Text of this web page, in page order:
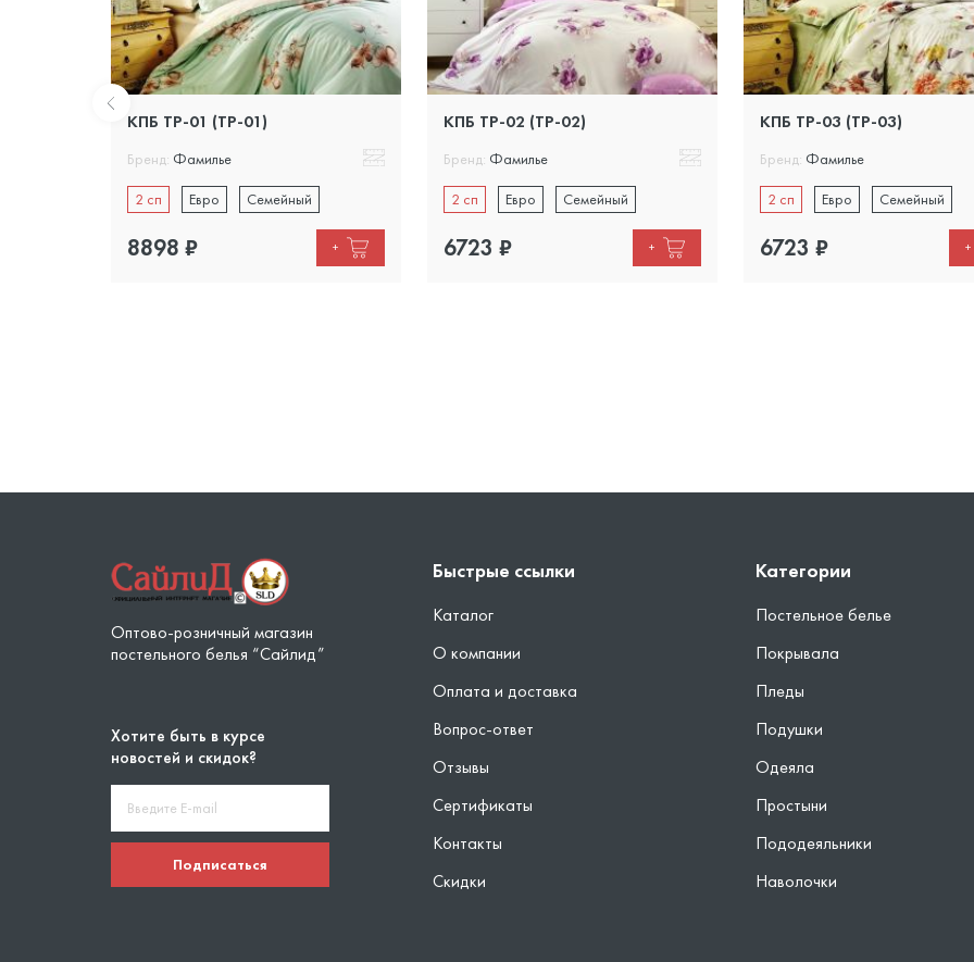
КПБ ТР-01 (TP-01)
Бренд: Фамилье
2 сп Евро Семейный
8898 ₽ +
КПБ ТР-02 (TP-02)
Бренд: Фамилье
2 сп Евро Семейный
6723 ₽ +
КПБ ТР-03 (TP-03)
Бренд: Фамилье
2 сп Евро Семейный
6723 ₽ +
Оптово-розничный магазин
постельного белья “Сайлид”
Хотите быть в курсе
новостей и скидок?
Подписаться
Быстрые ссылки
Каталог
О компании
Оплата и доставка
Вопрос-ответ
Отзывы
Сертификаты
Контакты
Скидки
Категории
Постельное белье
Покрывала
Пледы
Подушки
Одеяла
Простыни
Пододеяльники
Наволочки